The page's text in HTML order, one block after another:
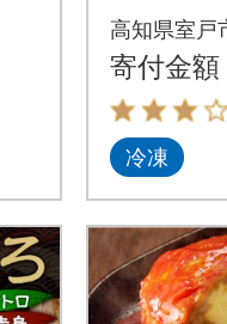
っちり4
高知県室戸
寄付金額
冷凍